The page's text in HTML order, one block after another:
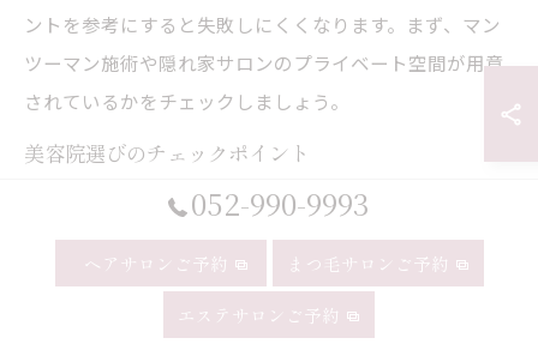
ントを参考にすると失敗しにくくなります。まず、マン
ツーマン施術や隠れ家サロンのプライベート空間が用意
されているかをチェックしましょう。
美容院選びのチェックポイント
カウンセリングの丁寧さと提案力
予約の取りやすさと通いやすい立地
口コミや実際の利用者の体験談
052-990-9993
ヘアサロンご予約 まつ毛サロンご予約
エステサロンご予約